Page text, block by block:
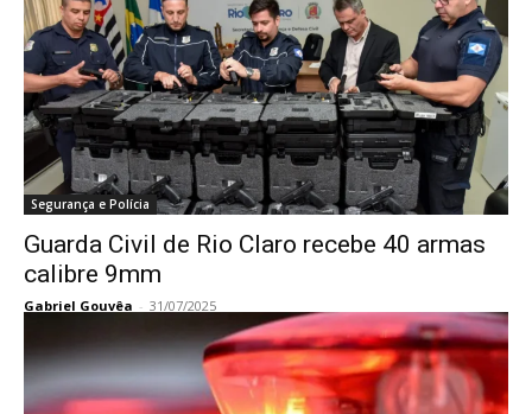
Segurança e Polícia
Guarda Civil de Rio Claro recebe 40 armas
calibre 9mm
Gabriel Gouvêa - 31/07/2025